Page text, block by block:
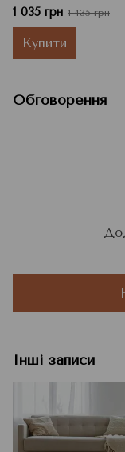
Сірий, 220x240 см
1 035 грн 1 435 грн
Купити
Обговорення
Інші записи